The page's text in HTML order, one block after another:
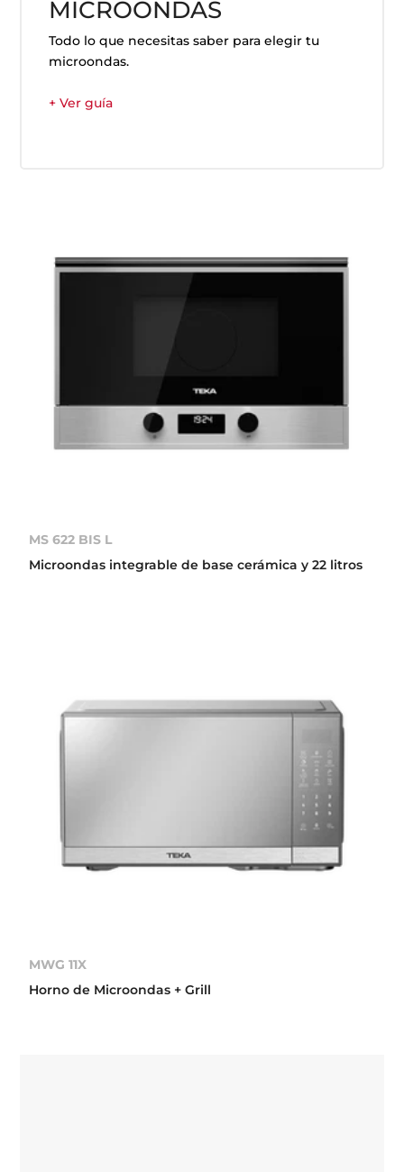
MICROONDAS
Todo lo que necesitas saber para elegir tu
microondas.
+ Ver guía
MS 622 BIS L
Microondas integrable de base cerámica y 22 litros
MWG 11X
Horno de Microondas + Grill